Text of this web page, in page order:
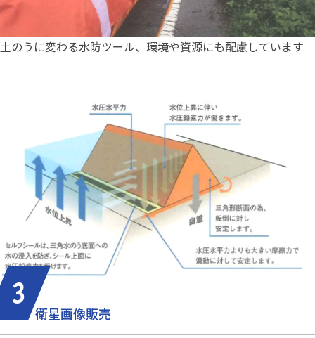
土のうに変わる水防ツール、環境や資源にも配慮しています
衛星画像販売